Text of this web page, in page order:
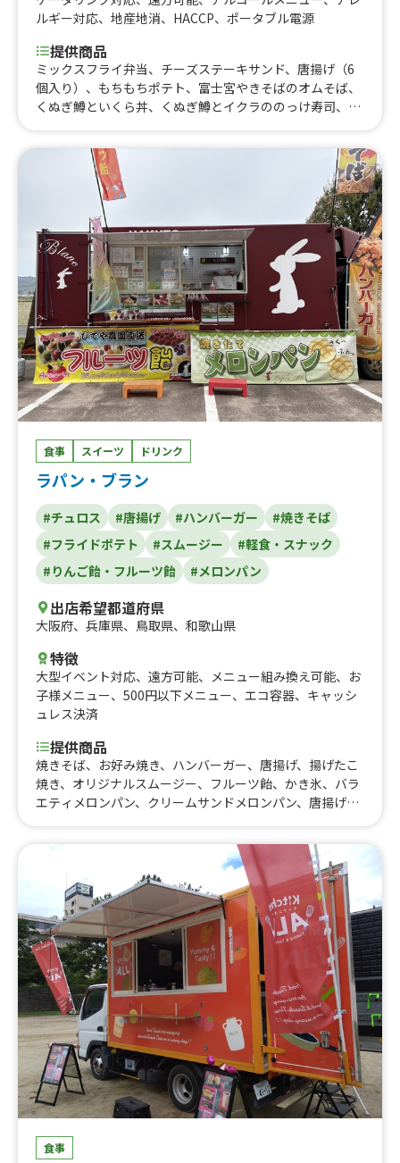
ルギー対応、 地産地消、 HACCP、 ポータブル電源
提供商品
ミックスフライ弁当、チーズステーキサンド、唐揚げ（6
個入り）、もちもちポテト、富士宮やきそばのオムそば、
くぬぎ鱒といくら丼、くぬぎ鱒とイクラののっけ寿司、エ
富士宮やきそば
食事 スイーツ ドリンク
ラパン・ブラン
#チュロス #唐揚げ #ハンバーガー
#焼きそば
#フライドポテト
#スムージー
#軽食・スナック
#りんご飴・フルーツ飴
#メロンパン
出店希望都道府県
大阪府、 兵庫県、 鳥取県、 和歌山県
特徴
大型イベント対応、 遠方可能、 メニュー組み換え可能、 お
子様メニュー、 500円以下メニュー、 エコ容器、 キャッシ
ュレス決済
提供商品
焼きそば、お好み焼き、ハンバーガー、唐揚げ、揚げたこ
焼き、オリジナルスムージー、フルーツ飴、かき氷、バラ
エティメロンパン、クリームサンドメロンパン、唐揚げ
オリジナルチュロス、ポテト【買取用】
食事